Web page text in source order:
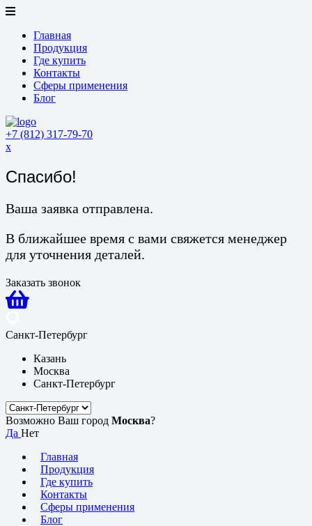
Главная
Продукция
Где купить
Контакты
Сферы применения
Блог
+7 (812) 317-79-70
x
Спасибо!
Ваша заявка отправлена.
В ближайшее время с вами свяжется менеджер
для уточнения деталей.
Заказать звонок
Санкт-Петербург
Казань
Москва
Санкт-Петербург
Возможно Ваш город Москва?
Да Нет
Главная
Продукция
Где купить
Контакты
Сферы применения
Блог